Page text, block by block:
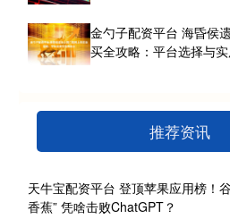
金勺子配资平台 海昏侯
买全攻略：平台选择与
推荐资讯
天牛宝配资平台 登顶苹果应用榜！
香蕉” 凭啥击败ChatGPT？